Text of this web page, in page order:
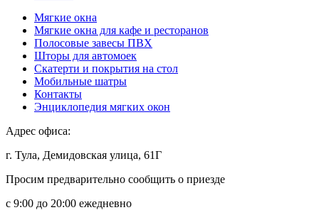
Мягкие окна
Мягкие окна для кафе и ресторанов
Полосовые завесы ПВХ
Шторы для автомоек
Скатерти и покрытия на стол
Мобильные шатры
Контакты
Энциклопедия мягких окон
Адрес офиса:
г. Тула, Демидовская улица, 61Г
Просим предварительно сообщить о приезде
c 9:00 до 20:00 ежедневно